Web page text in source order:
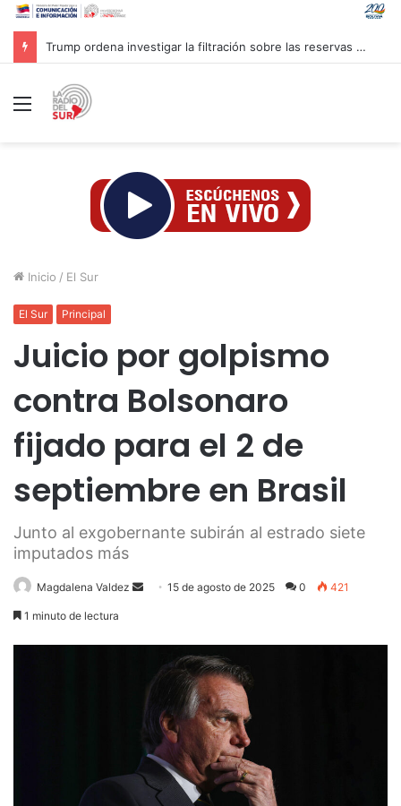
Trump ordena investigar la filtración sobre las reservas de municiones
Menú
Inicio / El Sur
El Sur Principal
Juicio por golpismo
contra Bolsonaro
fijado para el 2 de
septiembre en Brasil
Junto al exgobernante subirán al estrado siete
imputados más
Magdalena Valdez
Send15 de agosto de 2025 0 421
1 minuto de lectura